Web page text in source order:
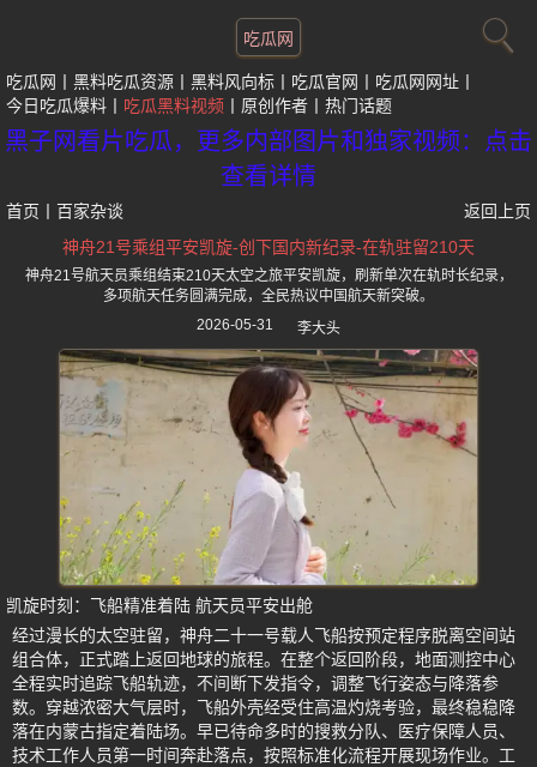
吃瓜网
吃瓜网 黑料吃瓜资源 黑料风向标 吃瓜官网
吃瓜网网址
今日吃瓜爆料
吃瓜黑料视频 原创作者 热门话题
黑子网看片吃瓜，更多内部图片和独家视频：点击
查看详情
首页 百家杂谈
返回上页
神舟21号乘组平安凯旋-创下国内新纪录-在轨驻留210天
神舟21号航天员乘组结束210天太空之旅平安凯旋，刷新单次在轨时长纪录，
多项航天任务圆满完成，全民热议中国航天新突破。
2026-05-31
李大头
凯旋时刻：飞船精准着陆 航天员平安出舱
经过漫长的太空驻留，神舟二十一号载人飞船按预定程序脱离空间站
组合体，正式踏上返回地球的旅程。在整个返回阶段，地面测控中心
全程实时追踪飞船轨迹，不间断下发指令，调整飞行姿态与降落参
数。穿越浓密大气层时，飞船外壳经受住高温灼烧考验，最终稳稳降
落在内蒙古指定着陆场。早已待命多时的搜救分队、医疗保障人员、
技术工作人员第一时间奔赴落点，按照标准化流程开展现场作业。工